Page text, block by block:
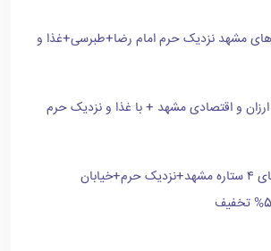
مشهد نزدیک حرم امام رضا+طبرسی+غذا و
ارزان و اقتصادی مشهد + با غذا و نزدیک حرم
لیست بهترین هتل های ۴ ستاره مشهد+نزدیک حرم+خیابان